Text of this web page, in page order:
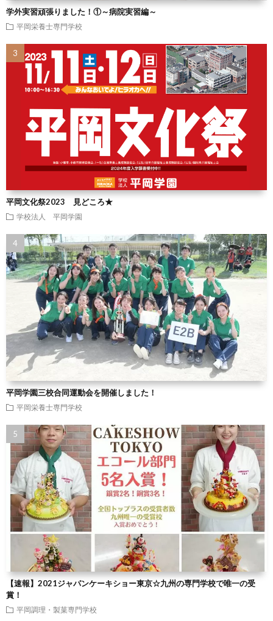
学外実習頑張りました！①～病院実習編～
平岡栄養士専門学校
平岡文化祭2023 見どころ★
学校法人 平岡学園
平岡学園三校合同運動会を開催しました！
平岡栄養士専門学校
【速報】2021ジャパンケーキショー東京☆九州の専門学校で唯一の受
賞！
平岡調理・製菓専門学校